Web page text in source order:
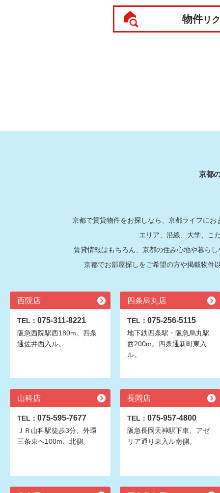
物件リ
京都
京都で賃貸物件をお探しなら、京都ライフに
エリア、沿線、大学、こ
賃貸情報はもちろん、京都の住み心地や暮ら
京都でお部屋探しをご希望の方や掲載物件
西院店
TEL： 075-311-8221
阪急西院駅西180m。四条
通佐井西入ル。
四条烏丸店
TEL： 075-256-5115
地下鉄四条駅・阪急烏丸駅
西200m。四条通新町東入
ル。
山科店
TEL： 075-595-7677
ＪＲ山科駅徒歩3分。外環
三条東へ100m、北側。
長岡店
TEL： 075-957-4800
阪急長岡天神駅下車、アゼ
リア通り東入ル南側。